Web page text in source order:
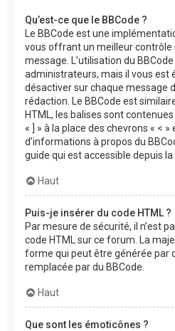
Qu’est-ce que le BBCode ?
Le BBCode est une
vous offrant un meilleur contrôle
message. L’utilisation du
administrateurs, mais il vous est
désactiver sur chaque message
rédaction. Le BBCode est
HTML, les balises sont
« ] » à la place des chevrons « < »
d’informations à propos du
guide qui est accessible depuis la
Haut
Puis-je insérer du code HTML ?
Par mesure de sécurité, il n’est
code HTML sur ce forum. La
forme qui peut être générée par
remplacée par du BBCode.
Haut
Que sont les émoticônes ?